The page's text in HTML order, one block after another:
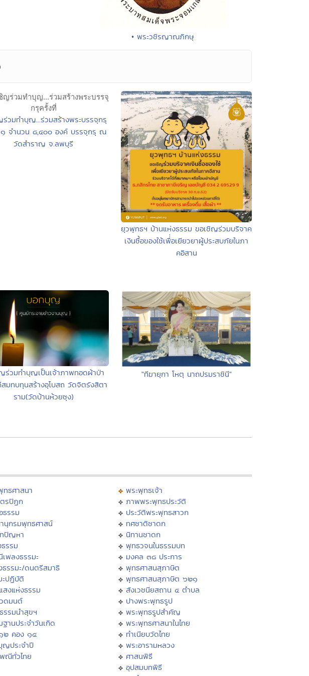
• พระวชิรญาณภิกษุ
วมทำบุญ...ร่วมสร้างพระบรรจุกรุ
จำนวน ๘,๔๐๐ องค์ บรรจุกรุ ณ
วัดสำราญ จ.ลพบุรี
ยุวพุทธฯ บ้านแห่งธรรม ขอเชิญร่วมบริจาค
เงินซื้อของใช้เพื่่อเยียวยาผู้ประสบภัยในภา
คอิสาน
ร่วมทำบุญเป็นเจ้าภาพทอดผ้าป่า
มทบทุนสร้างอุโบสถ วัดจิตรังสิตา
ราม(วัดบ้านห้วยซุง)
"ทีฆายุกา โหตุ นาถปรมราชินี"
ทธศาสนา
ตรปิฏก
ธรรม
นุกรมพุทธศาสน์
ปัญหา
ธรรม
เพลงธรรมะ
ธรรมะ/ดนตรีสมาธิ
ะปฏิบัติ
สงแห่งธรรม
ดมนต์
รรมนำสุขฯ
ฐานประจำวันเกิด
๒ คอง ๑๔
ญประจำปี
พณีทั่วไทย
พระพุทธเจ้า
ภาพพระพุทธประวัติ
ประวัติพระพุทธสาวก
ทศชาติชาดก
นิทานชาดก
พุทธวจนในธรรมบท
มงคล ๓๘ ประการ
พุทธศาสนสุภาษิต
พุทธศาสนสุภาษิต ๖๒๑
สังเวชนียสถาน ๔ ตำบล
ปางพระพุทธรูป
พระพุทธรูปสำคัญ
พระพุทธศาสนาในไทย
ทำเนียบวัดไทย
พระอารามหลวง
ศาสนพิธี
อุปสมบทพิธี